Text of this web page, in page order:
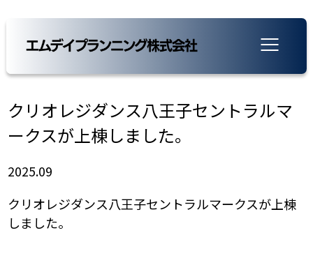
クリオレジダンス八王子セントラルマ
ークスが上棟しました。
2025.09
クリオレジダンス八王子セントラルマークスが上棟
しました。